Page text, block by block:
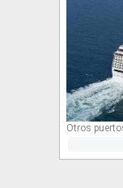
Otros